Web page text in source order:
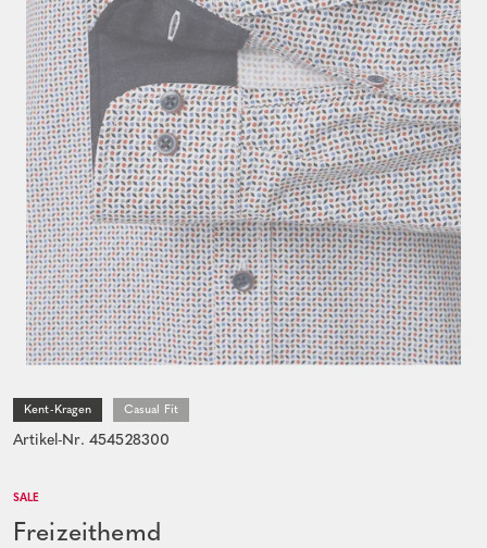
Kent-Kragen Casual Fit
Artikel-Nr. 454528300
SALE
Freizeithemd